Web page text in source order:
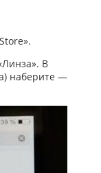
В
наберите —